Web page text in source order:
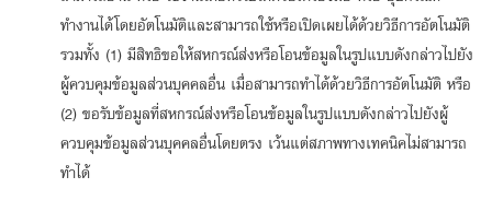
ทำงานได้โดยอัตโนมัติและสามารถใช้หรือเปิดเผยได้ด้วยวิธีการอัตโนมัติ
รวมทั้ง (1) มีสิทธิขอให้สหกรณ์ส่งหรือโอนข้อมูลในรูปแบบดังกล่าวไปยัง
ผู้ควบคุมข้อมูลส่วนบุคคลอื่น เมื่อสามารถทำได้ด้วยวิธีการอัตโนมัติ หรือ
(2) ขอรับข้อมูลที่สหกรณ์ส่งหรือโอนข้อมูลในรูปแบบดังกล่าวไปยังผู้
ควบคุมข้อมูลส่วนบุคคลอื่นโดยตรง เว้นแต่สภาพทางเทคนิคไม่สามารถ
ทำได้